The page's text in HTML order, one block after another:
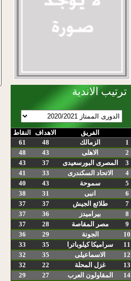
ترتيب الاندية
الفريق الاهداف
النقاط
1
الزمالك 48
61
2
الاهلى 43
48
3
المصرى البورسعيدى 37
43
4
الاتحاد السكندرى 33
41
5
سموحة 43
40
6
انبى 31
38
7
طلائع الجيش 37
37
8
بيراميدز 36
37
9
مصر المقاصة 28
37
10
الجونة 29
36
11
سراميكا كيلوباترا 35
33
12
الاسماعيلى 35
32
13
غزل المحلة 22
32
14
المقاولون العرب 27
29